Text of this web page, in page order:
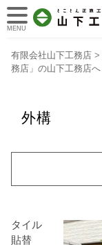
有限会社山下工務店 >
務店」の山下工務店へ
外構
タイル
貼替
MENU